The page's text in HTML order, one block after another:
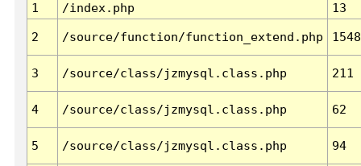
1
/index.php 13
2 /source/function/function_extend.php 1548
3 /source/class/jzmysql.class.php 211
4 /source/class/jzmysql.class.php 62
5 /source/class/jzmysql.class.php 94